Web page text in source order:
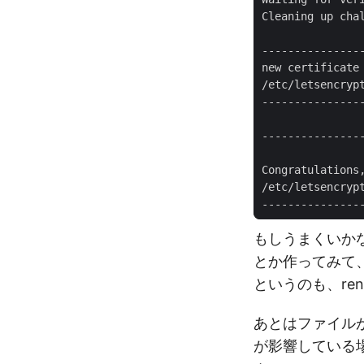
もしうまくい
とか作ってみて
というのも、
あとはファイル
が影響している